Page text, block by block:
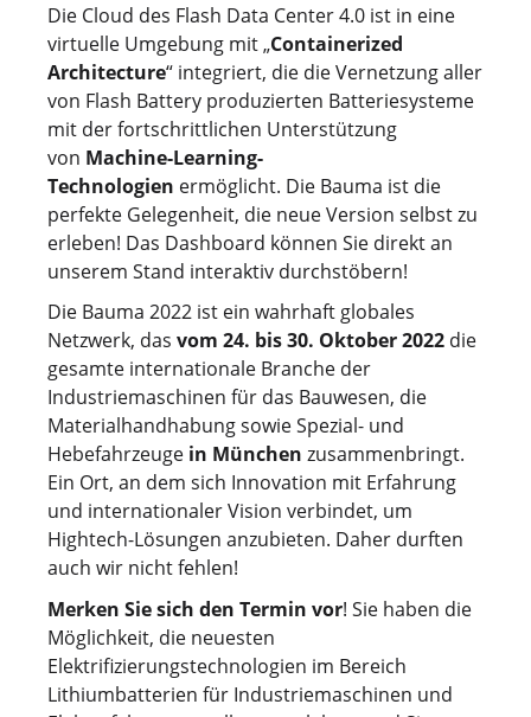
Die Cloud des Flash Data Center 4.0 ist in eine
virtuelle Umgebung mit „Containerized
Architecture“ integriert, die die Vernetzung aller
von Flash Battery produzierten Batteriesysteme
mit der fortschrittlichen Unterstützung
von Machine-Learning-
Technologien ermöglicht. Die Bauma ist die
perfekte Gelegenheit, die neue Version selbst zu
erleben! Das Dashboard können Sie direkt an
unserem Stand interaktiv durchstöbern!
Die Bauma 2022 ist ein wahrhaft globales
Netzwerk, das vom 24. bis 30. Oktober 2022 die
gesamte internationale Branche der
Industriemaschinen für das Bauwesen, die
Materialhandhabung sowie Spezial- und
Hebefahrzeuge in München zusammenbringt.
Ein Ort, an dem sich Innovation mit Erfahrung
und internationaler Vision verbindet, um
Hightech-Lösungen anzubieten. Daher durften
auch wir nicht fehlen!
Merken Sie sich den Termin vor! Sie haben die
Möglichkeit, die neuesten
Elektrifizierungstechnologien im Bereich
Lithiumbatterien für Industriemaschinen und